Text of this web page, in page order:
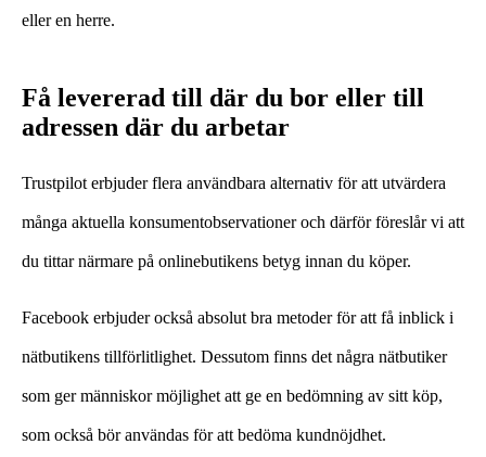
eller en herre.
Få levererad till där du bor eller till
adressen där du arbetar
Trustpilot erbjuder flera användbara alternativ för att utvärdera
många aktuella konsumentobservationer och därför föreslår vi att
du tittar närmare på onlinebutikens betyg innan du köper.
Facebook erbjuder också absolut bra metoder för att få inblick i
nätbutikens tillförlitlighet. Dessutom finns det några nätbutiker
som ger människor möjlighet att ge en bedömning av sitt köp,
som också bör användas för att bedöma kundnöjdhet.